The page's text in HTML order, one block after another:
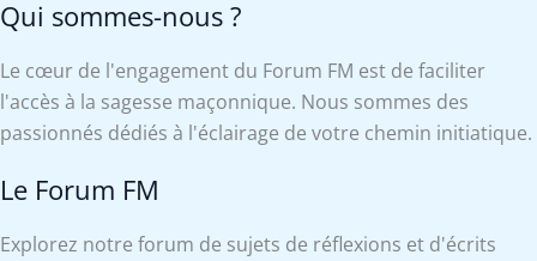
Qui sommes-nous ?
Le cœur de l'engagement du Forum FM est de faciliter
l'accès à la sagesse maçonnique. Nous sommes des
passionnés dédiés à l'éclairage de votre chemin initiatique.
Le Forum FM
Explorez notre forum de sujets de réflexions et d'écrits